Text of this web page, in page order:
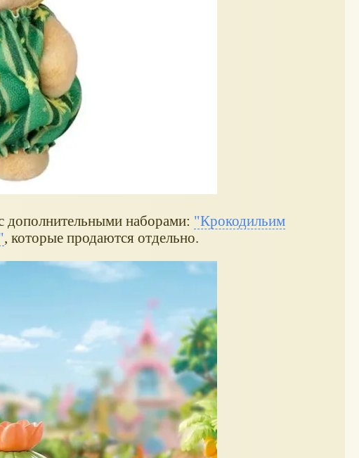
дополнительными наборами: "Крокодильим
, которые продаются отдельно.